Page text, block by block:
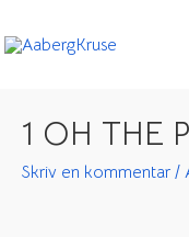
til
1 OH THE
Skriv en kommentar /